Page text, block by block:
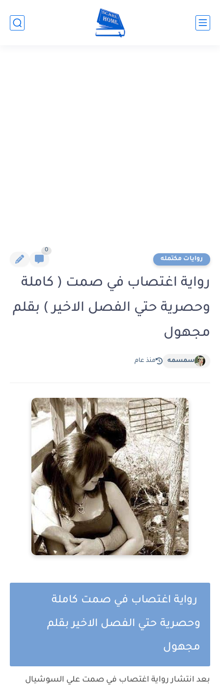
روايات مكتمله
0
رواية اغتصاب في صمت ( كاملة
وحصرية حتي الفصل الاخير ) بقلم
مجهول
سمسمه منذ عام
رواية اغتصاب في صمت كاملة
وحصرية حتي الفصل الاخير بقلم
مجهول
بعد انتشار رواية اغتصاب في صمت علي السوشيال